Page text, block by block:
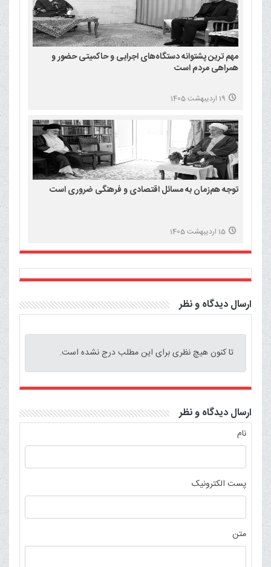
مهم ترین پشتوانه دستگاه‌های اجرایی و حاکمیتی حضور و
همراهی مردم است
19 اردیبهشت 1405
توجه هم‌زمان به مسائل اقتصادی و فرهنگی ضروری است
15 اردیبهشت 1405
ارسال دیدگاه و نظر
تا کنون هیچ نظری برای این مطلب درج نشده است.
ارسال دیدگاه و نظر
نام
پست الکترونیک
متن